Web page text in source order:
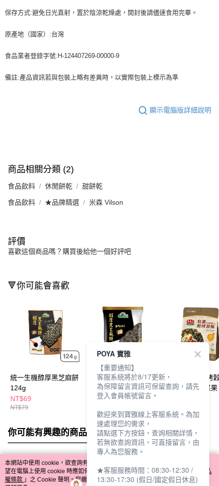
保存方式:避免日光直射，置於陰涼乾燥處，開封後請儘速食用完畢。
原產地（國家）:台灣
食品業者登錄字號:H-124407269-00000-9
備註:產品資訊若與包裝上略有差異時，以實際包裝上標示為準
顯示電腦版詳細說明
商品相關分類 (2)
食品飲料 休閒餅乾 甜餅乾
食品飲料 ★品牌精選 米森 Vilson
評價
喜歡這個商品嗎？購買後給他一個好評吧
🔻你可能會喜歡
統一生機醇厚黑芝麻餅
124g
NT$69
NT$79
統一生機醇厚黑芝麻餅
Mini30g
NT$25
馬玉山特濃輕烤
280g-黑芝麻堅果
你可能有興趣的商品 全站排行
熱門標籤
本網站中使用 cookie，欲查詢有關本網站使用 cookie 方式之詳情，及若您不希
望在電腦上使用 cookie 時應如何變更電腦的 cookie 設定，請參閱本網站「
隱私
權條款 」之 Cookie 聲明。您繼續使用本網站即表示您同意本公司得按本網站使
POYA 寶雅
【重要通知】
客服系統將於8/17更新，
為保障留言資訊可保留查詢，請先
登入會員帳號留言。
歡迎來到寶雅線上客服系統。為加
速處理您的需求，
請點選下方按鈕，查詢相關詳情，
若無欲查詢資訊，可直接留言，由
專人為您服務。
★客服服務時間：08:30-12:30 /
13:30-17:30 (假日/國定假日休息)